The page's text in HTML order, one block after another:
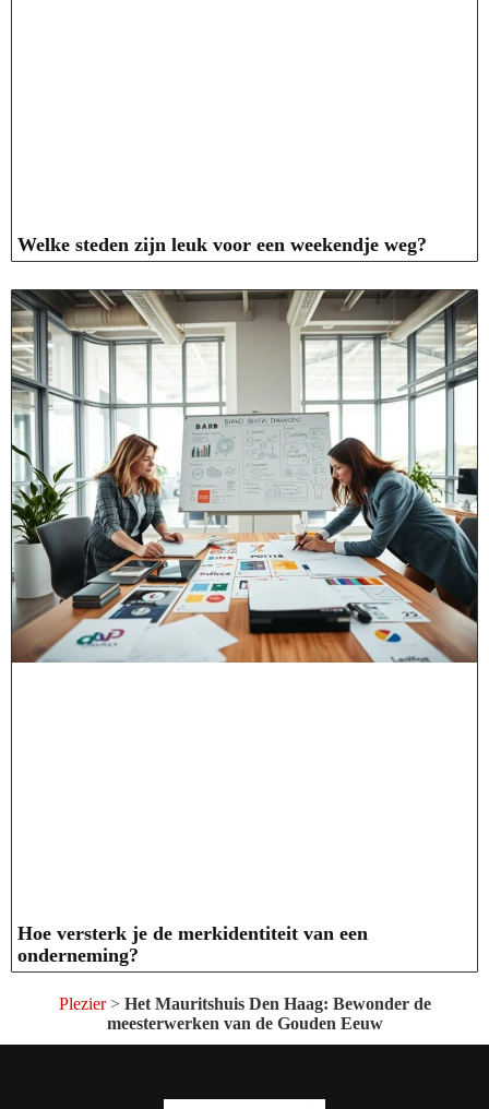
Welke steden zijn leuk voor een weekendje weg?
Hoe versterk je de merkidentiteit van een
onderneming?
Plezier> Het Mauritshuis Den Haag: Bewonder de
meesterwerken van de Gouden Eeuw